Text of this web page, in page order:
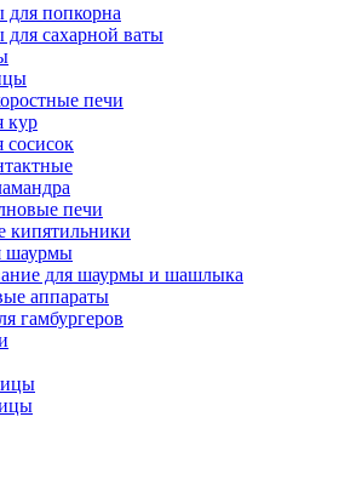
для попкорна
для сахарной ваты
печи
кур
сосисок
печи
кипятильники
шаурмы
для шаурмы и шашлыка
аппараты
гамбургеров